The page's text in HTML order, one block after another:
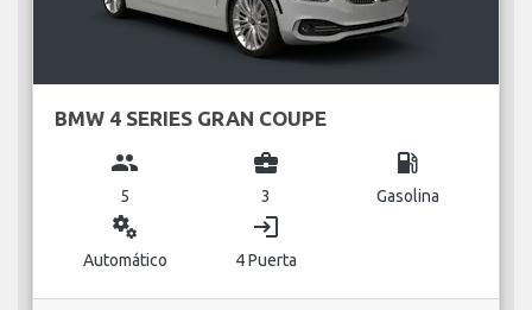
BMW 4 SERIES GRAN COUPE
group
5
business_center
3
local_gas_station
Gasolina
miscellaneous_services
Automático
login
4 Puerta